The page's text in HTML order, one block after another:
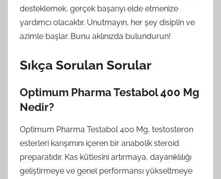
desteklemek, gerçek başarıyı elde etmenize
yardımcı olacaktır. Unutmayın, her şey disiplin ve
azimle başlar. Bunu aklınızda bulundurun!
Sıkça Sorulan Sorular
Optimum Pharma Testabol 400 Mg
Nedir?
Optimum Pharma Testabol 400 Mg, testosteron
esterleri karışımını içeren bir anabolik steroid
preparatıdır. Kas kütlesini artırmaya, dayanıklılığı
geliştirmeye ve genel performansı yükseltmeye